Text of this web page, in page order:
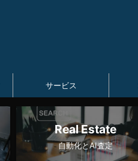
サービス
Real Estate
自動化とAI査定